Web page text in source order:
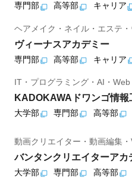
専門部 高等部 キャリア
ヘアメイク・ネイル・エステ
ヴィーナスアカデミー
専門部 高等部 キャリア
IT・プログラミング・AI・Web
KADOKAWAドワンゴ情報
大学部 専門部 高等部
動画クリエイター・動画編集
バンタンクリエイターアカ
大学部 専門部 高等部